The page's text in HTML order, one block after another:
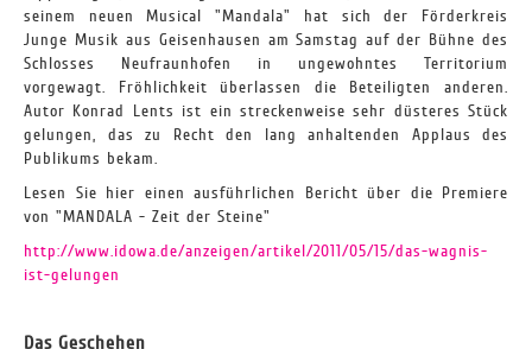
seinem neuen Musical "Mandala" hat sich der Förderkreis
Junge Musik aus Geisenhausen am Samstag auf der Bühne des
Schlosses Neufraunhofen in ungewohntes Territorium
vorgewagt. Fröhlichkeit überlassen die Beteiligten anderen.
Autor Konrad Lents ist ein streckenweise sehr düsteres Stück
gelungen, das zu Recht den lang anhaltenden Applaus des
Publikums bekam.
Lesen Sie hier einen ausführlichen Bericht über die Premiere
von "MANDALA - Zeit der Steine"
http://www.idowa.de/anzeigen/artikel/2011/05/15/das-wagnis-
ist-gelungen
Das Geschehen